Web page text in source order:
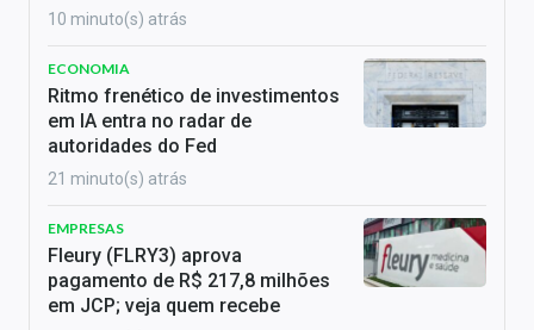
10 minuto(s) atrás
ECONOMIA
Ritmo frenético de investimentos
em IA entra no radar de
autoridades do Fed
21 minuto(s) atrás
EMPRESAS
Fleury (FLRY3) aprova
pagamento de R$ 217,8 milhões
em JCP; veja quem recebe